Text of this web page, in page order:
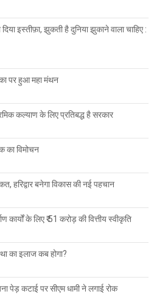
दिया इस्तीफ़ा, झुकती है दुनिया झुकाने वाला चाहिए :
पर हुआ महा मंथन
कल्याण के लिए प्रतिबद्ध है सरकार
का विमोचन
हरिद्वार बनेगा विकास की नई पहचान
कार्यों के लिए ₹ 51 करोड़ की वित्तीय स्वीकृति
का इलाज कब होगा?
पेड़ कटाई पर सीएम धामी ने लगाई रोक